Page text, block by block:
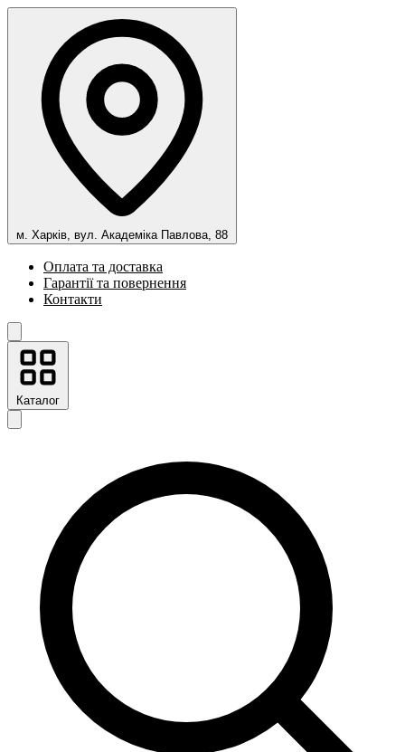
м. Харків, вул. Академіка Павлова, 88
Оплата та доставка
Гарантії та повернення
Контакти
Каталог